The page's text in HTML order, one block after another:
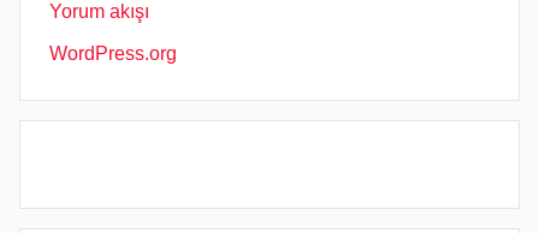
Yorum akışı
WordPress.org